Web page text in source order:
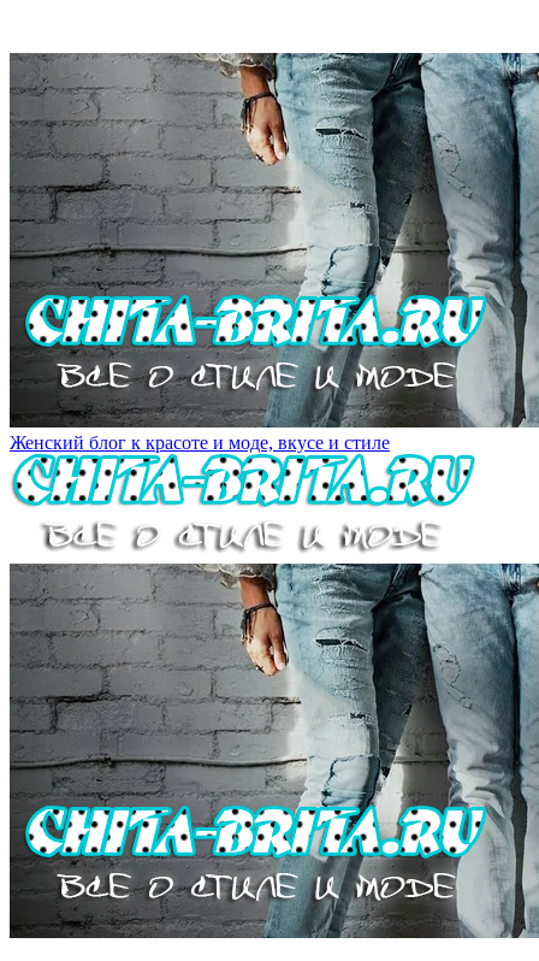
Женский блог к красоте и моде, вкусе и стиле